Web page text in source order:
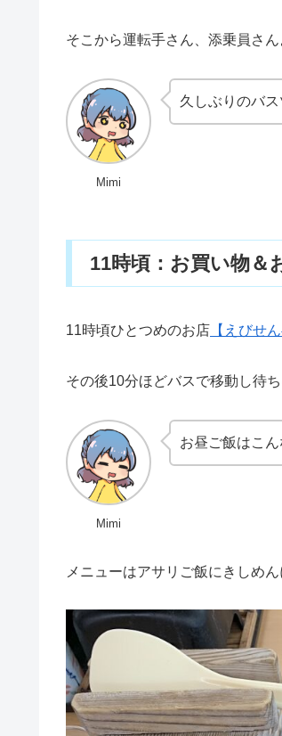
そこから運転手さん、添乗員さ
Mimi
久しぶりのバス
11時頃：お買い物＆
11時頃ひとつめのお店 【えびせ
その後10分ほどバスで移動し待
Mimi
お昼ご飯はこん
メニューはアサリご飯にきしめ